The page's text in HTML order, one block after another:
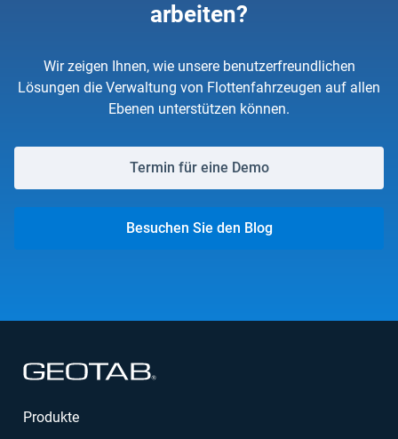
arbeiten?
Wir zeigen Ihnen, wie unsere benutzerfreundlichen
Lösungen die Verwaltung von Flottenfahrzeugen auf allen
Ebenen unterstützen können.
Termin für eine Demo
Besuchen Sie den Blog
Produkte